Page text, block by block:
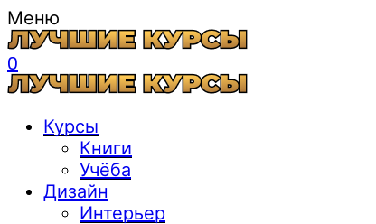
Меню
0
Курсы
Книги
Учёба
Дизайн
Интерьер